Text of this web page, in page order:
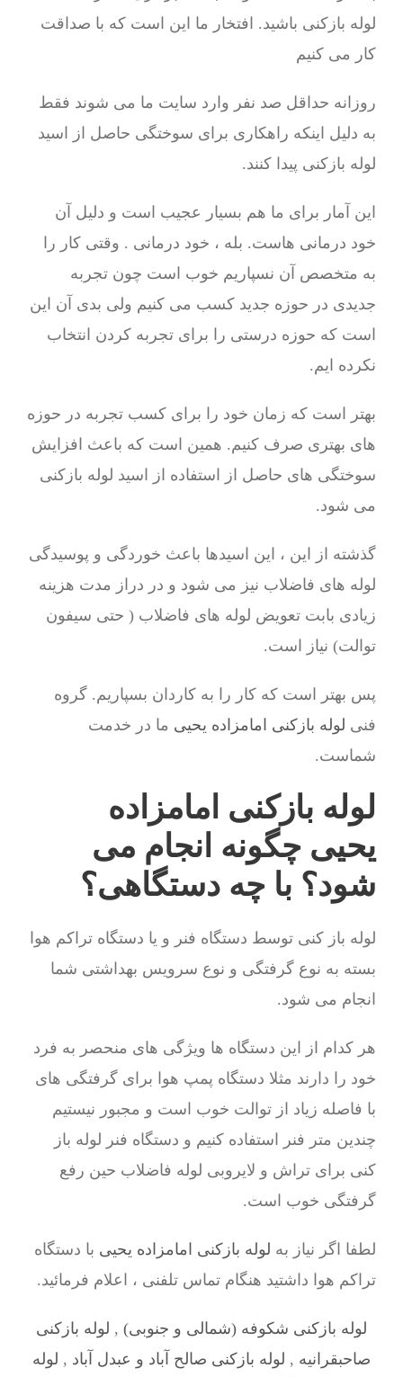
لوله بازکنی باشید. افتخار ما این است که با صداقت
کار می کنیم
روزانه حداقل صد نفر وارد سایت ما می شوند فقط
به دلیل اینکه راهکاری برای سوختگی حاصل از اسید
لوله بازکنی پیدا کنند.
این آمار برای ما هم بسیار عجیب است و دلیل آن
خود درمانی هاست. بله ، خود درمانی . وقتی کار را
به متخصص آن نسپاریم خوب است چون تجربه
جدیدی در حوزه جدید کسب می کنیم ولی بدی آن این
است که حوزه درستی را برای تجربه کردن انتخاب
نکرده ایم.
بهتر است که زمان خود را برای کسب تجربه در حوزه
های بهتری صرف کنیم. همین است که باعث افزایش
سوختگی های حاصل از استفاده از اسید لوله بازکنی
می شود.
گذشته از این ، این اسیدها باعث خوردگی و پوسیدگی
لوله های فاضلاب نیز می شود و در دراز مدت هزینه
زیادی بابت تعویض لوله های فاضلاب ( حتی سیفون
توالت) نیاز است.
پس بهتر است که کار را به کاردان بسپاریم. گروه
فنی لوله بازکنی امامزاده یحیی ما در خدمت
شماست.
لوله بازکنی امامزاده
یحیی چگونه انجام می
شود؟ با چه دستگاهی؟
لوله باز کنی توسط دستگاه فنر و یا دستگاه تراکم هوا
بسته به نوع گرفتگی و نوع سرویس بهداشتی شما
انجام می شود.
هر کدام از این دستگاه ها ویژگی های منحصر به فرد
خود را دارند مثلا دستگاه پمپ هوا برای گرفتگی های
با فاصله زیاد از توالت خوب است و مجبور نیستیم
چندین متر فنر استفاده کنیم و دستگاه فنر لوله باز
کنی برای تراش و لایروبی لوله فاضلاب حین رفع
گرفتگی خوب است.
لطفا اگر نیاز به لوله بازکنی امامزاده یحیی با دستگاه
تراکم هوا داشتید هنگام تماس تلفنی ، اعلام فرمائید.
لوله بازکنی شکوفه (شمالی و جنوبی) , لوله بازکنی
صاحبقرانیه , لوله بازکنی صالح آباد و عبدل آباد , لوله